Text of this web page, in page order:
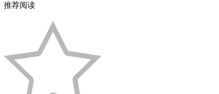
推荐阅读